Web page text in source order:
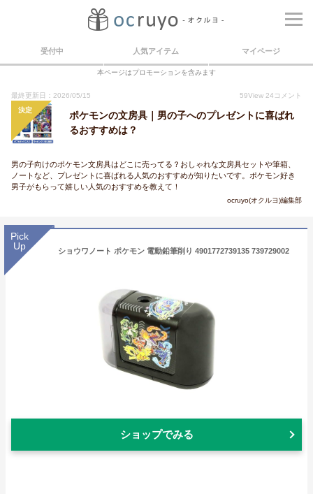
受付中 人気アイテム マイページ
本ページはプロモーションを含みます
最終更新日：2026/05/15 59View 24 コメント
決定
ポケモンの文房具｜男の子へのプレゼントに喜ばれ
るおすすめは？
男の子向けのポケモン文房具はどこに売ってる？おしゃれな文房具セットや筆箱、
ノートなど、プレゼントに喜ばれる人気のおすすめが知りたいです。ポケモン好き
男子がもらって嬉しい人気のおすすめを教えて！
ocruyo(オクルヨ)編集部
Pick
Up
ショウワノート ポケモン 電動鉛筆削り 4901772739135 739729002
ショップでみる